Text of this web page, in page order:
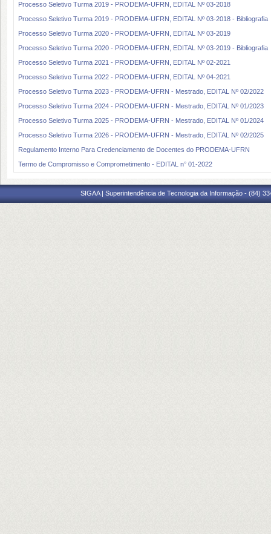
Processo Seletivo Turma 2019 - PRODEMA-UFRN, EDITAL Nº 03-2018
Processo Seletivo Turma 2019 - PRODEMA-UFRN, EDITAL Nº 03-2018 - Bibliografia
Processo Seletivo Turma 2020 - PRODEMA-UFRN, EDITAL Nº 03-2019
Processo Seletivo Turma 2020 - PRODEMA-UFRN, EDITAL Nº 03-2019 - Bibliografia
Processo Seletivo Turma 2021 - PRODEMA-UFRN, EDITAL Nº 02-2021
Processo Seletivo Turma 2022 - PRODEMA-UFRN, EDITAL Nº 04-2021
Processo Seletivo Turma 2023 - PRODEMA-UFRN - Mestrado, EDITAL Nº 02/2022
Processo Seletivo Turma 2024 - PRODEMA-UFRN - Mestrado, EDITAL Nº 01/2023
Processo Seletivo Turma 2025 - PRODEMA-UFRN - Mestrado, EDITAL Nº 01/2024
Processo Seletivo Turma 2026 - PRODEMA-UFRN - Mestrado, EDITAL Nº 02/2025
Regulamento Interno Para Credenciamento de Docentes do PRODEMA-UFRN
Termo de Compromisso e Comprometimento - EDITAL n° 01-2022
SIGAA | Superintendência de Tecnologia da Informação - (84)